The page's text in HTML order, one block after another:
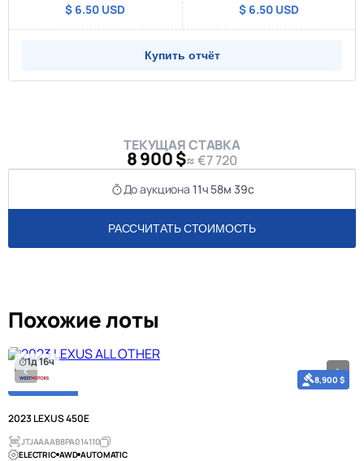
$ 6.50 USD $ 6.50 USD
Купить отчёт
ТЕКУЩАЯ СТАВКА
8 900 $≈ €7 720
До аукциона11ч 58м 38с
РАССЧИТАТЬ СТОИМОСТЬ
Похожие лоты
1д 16ч
8,900 $
2023 LEXUS 450E
JTJAAAAB8PA014110
ELECTRIC AWD AUTOMATIC